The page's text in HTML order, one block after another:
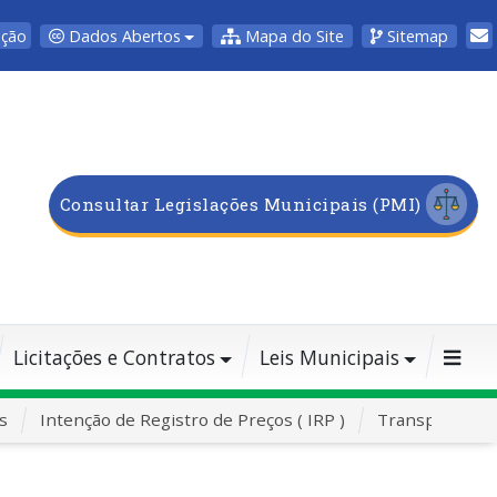
Dados Abertos Mapa do Site Sitemap
Consultar Legislações Municipais (PMI)
Licitações e Contratos Leis Municipais
Intenção de Registro de Preços ( IRP ) Transporte